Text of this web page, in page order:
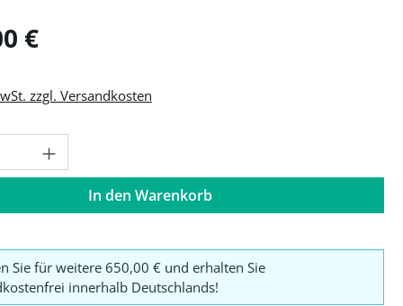
€
zzgl. Versandkosten
Anzahl: Gib den gewünschten Wert
In den Warenkorb
Sie für weitere 650,00 € und erhalten Sie
innerhalb Deutschlands!